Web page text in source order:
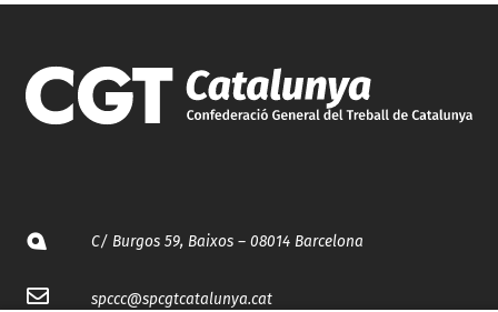
C/ Burgos 59, Baixos – 08014 Barcelona
spccc@spcgtcatalunya.cat